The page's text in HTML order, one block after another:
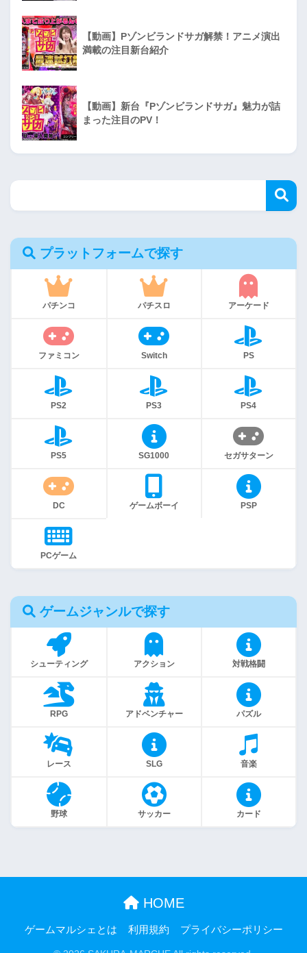
【動画】Pゾンビランドサガ解禁！アニメ演出
満載の注目新台紹介
【動画】新台『Pゾンビランドサガ』魅力が詰
まった注目のPV！
プラットフォームで探す
パチンコ パチスロ アーケード
ファミコン Switch PS
PS2 PS3 PS4
PS5 SG1000 セガサターン
DC ゲームボーイ PSP
PCゲーム
ゲームジャンルで探す
シューティング アクション 対戦格闘
RPG アドベンチャー パズル
レース SLG 音楽
野球 サッカー カード
HOME
ゲームマルシェとは 利用規約 プライバシーポリシー